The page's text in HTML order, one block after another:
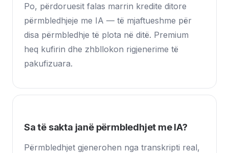
Po, përdoruesit falas marrin kredite ditore
përmbledhjeje me IA — të mjaftueshme për
disa përmbledhje të plota në ditë. Premium
heq kufirin dhe zhbllokon rigjenerime të
pakufizuara.
Sa të sakta janë përmbledhjet me IA?
Përmbledhjet gjenerohen nga transkripti real,